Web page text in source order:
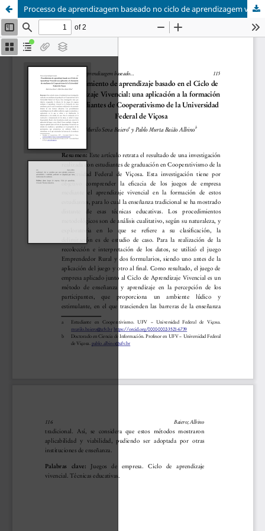
Processo de aprendizagem baseado no ciclo de aprendizagem vivencial: uma aplicação à formação de estudantes de cooperativismo da Universidade Federal de Viçosa